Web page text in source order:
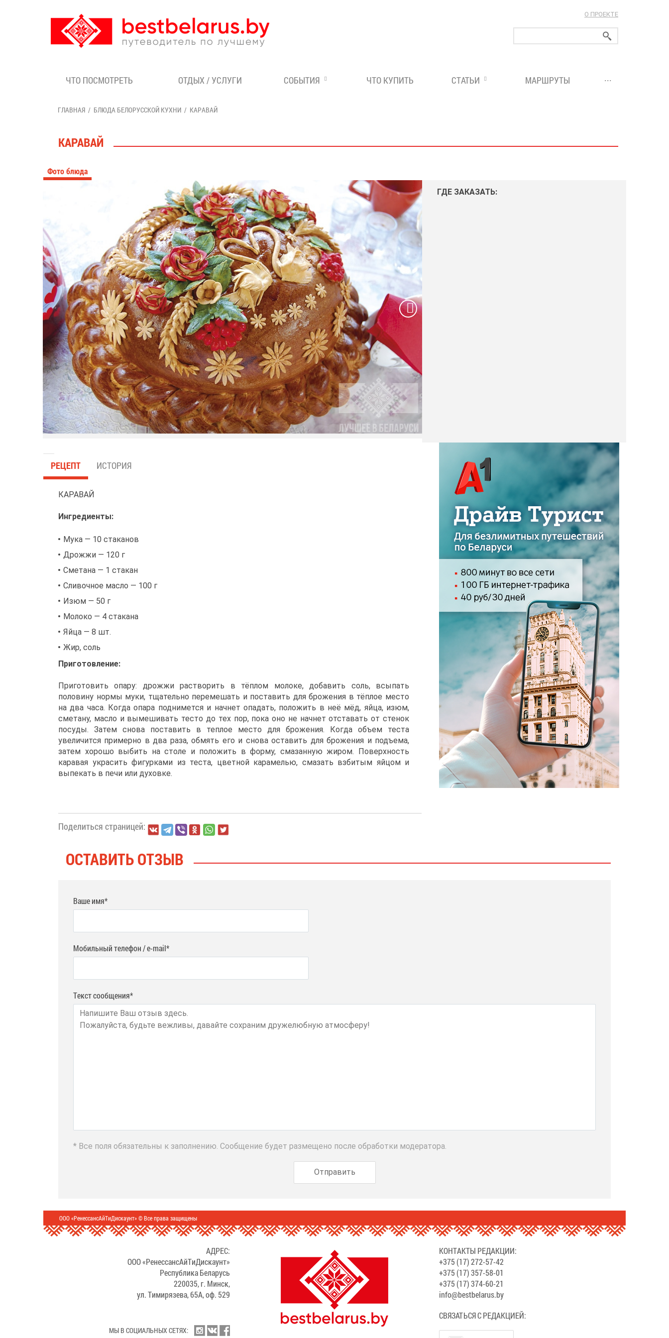
О ПРОЕКТЕ
ЧТО ПОСМОТРЕТЬ ОТДЫХ / УСЛУГИ СОБЫТИЯ ЧТО КУПИТЬ СТАТЬИ МАРШРУТЫ ...
ГЛАВНАЯ БЛЮДА БЕЛОРУССКОЙ КУХНИ КАРАВАЙ
КАРАВАЙ
Фото блюда
ГДЕ ЗАКАЗАТЬ:
РЕЦЕПТ ИСТОРИЯ
КАРАВАЙ
Ингредиенты:
Мука — 10 стаканов
Дрожжи — 120 г
Сметана — 1 стакан
Сливочное масло — 100 г
Изюм — 50 г
Молоко — 4 стакана
Яйца — 8 шт.
Жир, соль
Приготовление:
Приготовить опару: дрожжи растворить в тёплом молоке, добавить соль, всыпать
половину нормы муки, тщательно перемешать и поставить для брожения в тёплое место
на два часа. Когда опара поднимется и начнет опадать, положить в неё мёд, яйца, изюм,
сметану, масло и вымешивать тесто до тех пор, пока оно не начнет отставать от стенок
посуды. Затем снова поставить в теплое место для брожения. Когда объем теста
увеличится примерно в два раза, обмять его и снова оставить для брожения и подъема,
затем хорошо выбить на столе и положить в форму, смазанную жиром. Поверхность
каравая украсить фигурками из теста, цветной карамелью, смазать взбитым яйцом и
выпекать в печи или духовке.
Поделиться страницей:
ОСТАВИТЬ ОТЗЫВ
Ваше имя*
Мобильный телефон / e-mail*
Текст сообщения*
* Все поля обязательны к заполнению. Сообщение будет размещено после обработки модератора.
ООО «РенессансАйТиДискаунт» © Все права защищены
АДРЕС:
ООО «РенессансАйТиДискаунт»
Республика Беларусь
220035, г. Минск,
ул. Тимирязева, 65А, оф. 529
МЫ В СОЦИАЛЬНЫХ СЕТЯХ:
КОНТАКТЫ РЕДАКЦИИ:
+375 (17) 272-57-42
+375 (17) 357-58-01
+375 (17) 374-60-21
info@bestbelarus.by
СВЯЗАТЬСЯ С РЕДАКЦИЕЙ: